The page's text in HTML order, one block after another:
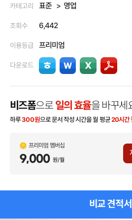
카테고리 표준 영업
조회수 6,442
이용등급 프리미엄
다운로드
비즈폼으로 일의 효율을 바꾸세
하루300원으로 문서 작성 시간을 월 평균20시간
프리미엄 멤버십
9,000 원/월
비교 견적서